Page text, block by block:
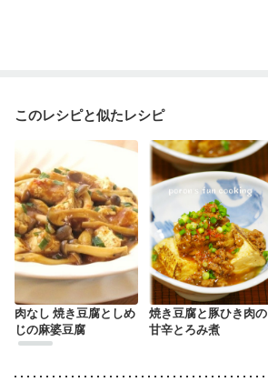
このレシピと似たレシピ
肉なし 焼き豆腐としめ
じの麻婆豆腐
焼き豆腐と豚ひき肉の
甘辛とろみ煮